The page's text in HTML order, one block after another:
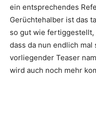
ein entsprechendes
Gerüchtehalber ist das
so gut wie fertiggestellt,
dass da nun endlich
vorliegender Teaser
wird auch noch mehr